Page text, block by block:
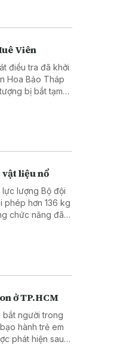
Viên
điều tra đã khởi
Hoa Bảo Tháp
bị bắt tạm
liệu nổ
lượng Bộ đội
phép hơn 136 kg
chức năng đã
ở TP.HCM
bắt người trong
hành trẻ em
phát hiện sau